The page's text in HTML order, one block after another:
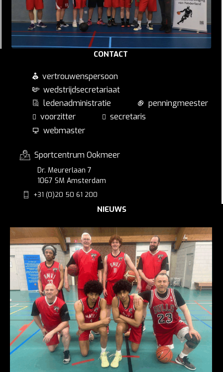
CONTACT
vertrouwenspersoon
wedstrijdsecretariaat
ledenadministratie
penningmeester
voorzitter
secretaris
webmaster
Sportcentrum Ookmeer
Dr. Meurerlaan 7
1067 SM Amsterdam
+31 (0)20 50 61 200
NIEUWS